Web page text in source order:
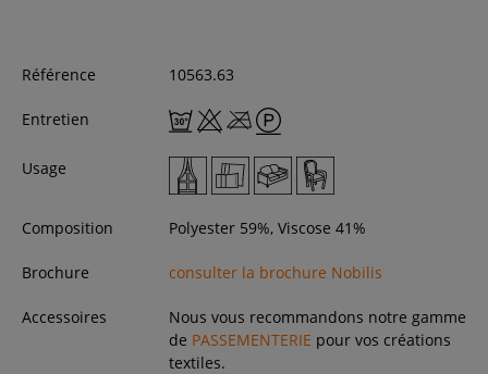
Référence 10563.63
Entretien
Usage
Composition Polyester 59%, Viscose 41%
Brochure consulter la brochure Nobilis
Accessoires
Nous vous recommandons notre gamme
de PASSEMENTERIE pour vos créations
textiles.